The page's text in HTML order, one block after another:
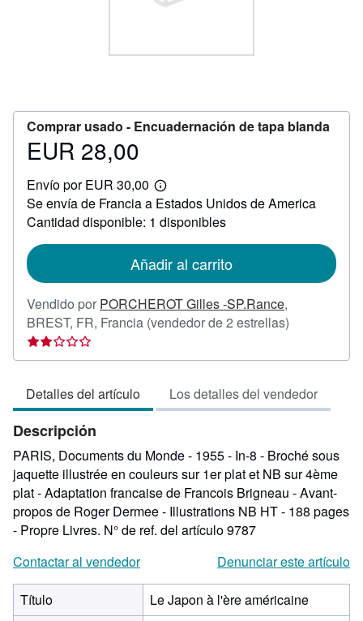
CERRAR
Comprar usado - Encuadernación de tapa blanda
Precio
28,00
EUR 28,00
Envío por EUR 30,00
Más
información
sobre
las
envío
Se envía de Francia a Estados Unidos de America
Cantidad disponible: 1 disponibles
Añadir al carrito
Vendido por PORCHEROT Gilles -SP.Rance,
BREST, FR, Francia (vendedor de 2 estrellas)
vendedor:
de
5
Detalles del artículo Los detalles del vendedor
Descripción
PARIS, Documents du Monde - 1955 - In-8 - Broché sous
jaquette illustrée en couleurs sur 1er plat et NB sur 4ème
plat - Adaptation francaise de Francois Brigneau - Avant-
propos de Roger Dermee - Illustrations NB HT - 188 pages
- Propre Livres. N° de ref. del artículo 9787
Contactar al vendedor
Denunciar este artículo
Título
Le Japon à l'ère américaine